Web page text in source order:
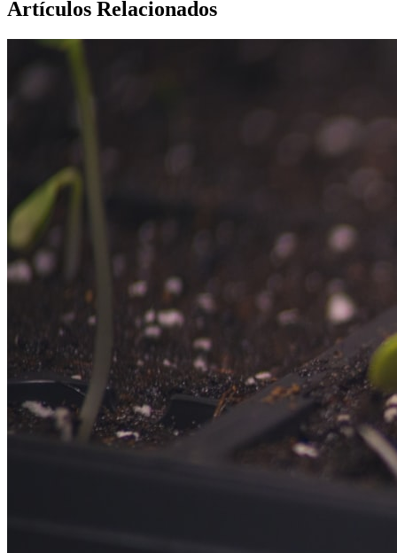
Artículos Relacionados